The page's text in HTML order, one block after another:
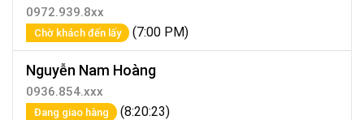
0972.939.8xx
Chờ khách đến lấy (7:00 PM)
Nguyễn Nam Hoàng
0936.854.xxx
Đang giao hàng (8:20:23)